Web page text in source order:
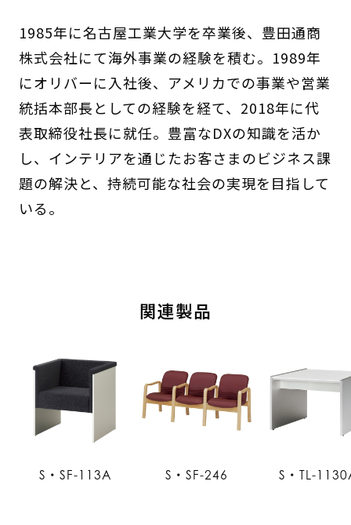
1985年に名古屋工業大学を卒業後、豊田通商
株式会社にて海外事業の経験を積む。1989年
にオリバーに入社後、アメリカでの事業や営業
統括本部長としての経験を経て、2018年に代
表取締役社長に就任。豊富なDXの知識を活か
し、インテリアを通じたお客さまのビジネス課
題の解決と、持続可能な社会の実現を目指して
いる。
関連製品
S・SF-113A S・SF-246 S・TL-